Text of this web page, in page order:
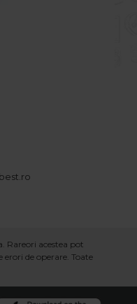
Rareori acestea pot
de operare. Toate